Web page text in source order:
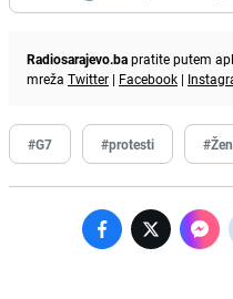
Radiosarajevo.bapratite putem
mreža Twitter | Facebook |
#G7 #protesti